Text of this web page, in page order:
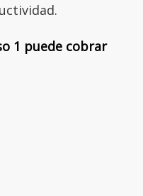
1 puede cobrar